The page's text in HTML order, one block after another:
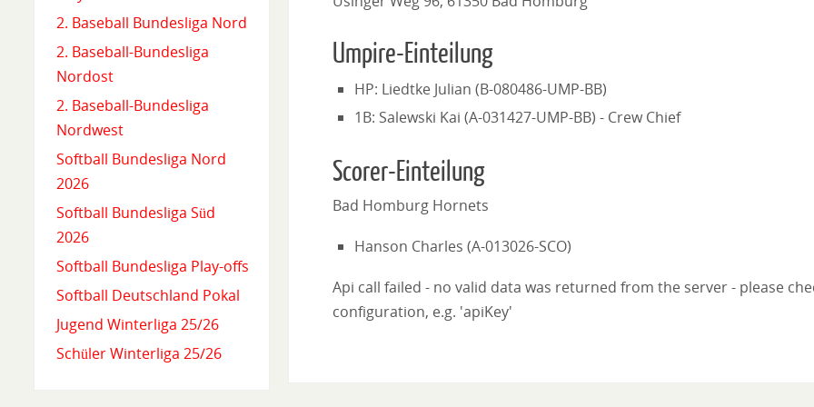
Umpire-Einteilung
HP: Liedtke Julian (B-080486-UMP-BB)
1B: Salewski Kai (A-031427-UMP-BB) - Crew Chief
Scorer-Einteilung
Bad Homburg Hornets
Hanson Charles (A-013026-SCO)
Api call failed - no valid data was returned from the server - please
configuration, e.g. 'apiKey'
2. Baseball Bundesliga Nord
2. Baseball-Bundesliga
Nordost
2. Baseball-Bundesliga
Nordwest
Softball Bundesliga Nord
2026
Softball Bundesliga Süd
2026
Softball Bundesliga Play-offs
Softball Deutschland Pokal
Jugend Winterliga 25/26
Schüler Winterliga 25/26